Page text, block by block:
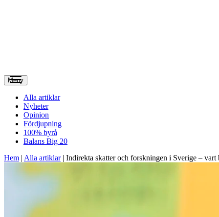
Meny
Alla artiklar
Nyheter
Opinion
Fördjupning
100% byrå
Balans Big 20
Hem | Alla artiklar| Indirekta skatter och forskningen i Sverige – vart